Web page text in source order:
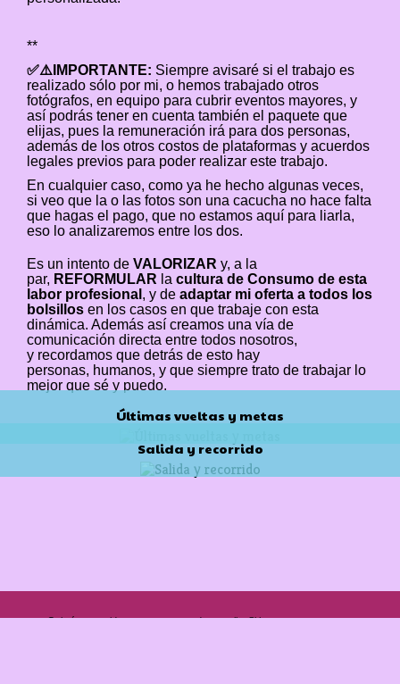
**
✅⚠️IMPORTANTE: Siempre avisaré si el trabajo es
realizado sólo por mi, o hemos trabajado otros
fotógrafos, en equipo para cubrir eventos mayores, y
así podrás tener en cuenta también el paquete que
elijas, pues la remuneración irá para dos personas,
además de los otros costos de plataformas y acuerdos
legales previos para poder realizar este trabajo.
En cualquier caso, como ya he hecho algunas veces,
si veo que la o las fotos son una cacucha no hace falta
que hagas el pago, que no estamos aquí para liarla,
eso lo analizaremos entre los dos.
Es un intento de VALORIZAR y, a la
par, REFORMULAR la cultura de Consumo de esta
labor profesional , y de adaptar mi oferta a todos los
bolsillos en los casos en que trabaje con esta
dinámica. Además así creamos una vía de
comunicación directa entre todos nosotros,
y recordamos que detrás de esto hay
personas, humanos, y que siempre trato de trabajar l o
mejor que sé y puedo.
Últimas vueltas y metas
Salida y recorrido
Galería protegida contra capturas de pantalla: Si haces una captura se